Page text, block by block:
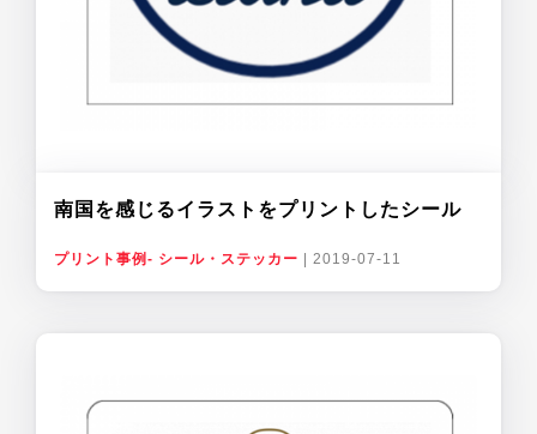
南国を感じるイラストをプリントしたシール
プリント事例- シール・ステッカー 2019-07-11